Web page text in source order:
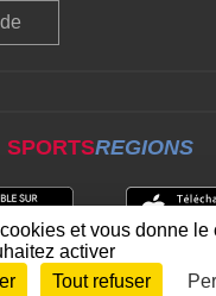
SPORTSREGIONS
?
et vous donne le
activer
Tout refuser